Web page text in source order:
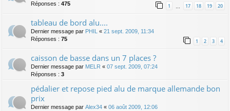
Réponses : 475 1 … 17 18 19 20
tableau de bord alu....
Dernier message par PHIL « 21 sept. 2009, 11:34
Réponses : 75 1 2 3 4
caisson de basse dans un 7 places ?
Dernier message par MELR « 07 sept. 2009, 07:24
Réponses : 3
pédalier et repose pied alu de marque allemande bon
prix
Dernier message par Alex34 « 06 août 2009, 12:06